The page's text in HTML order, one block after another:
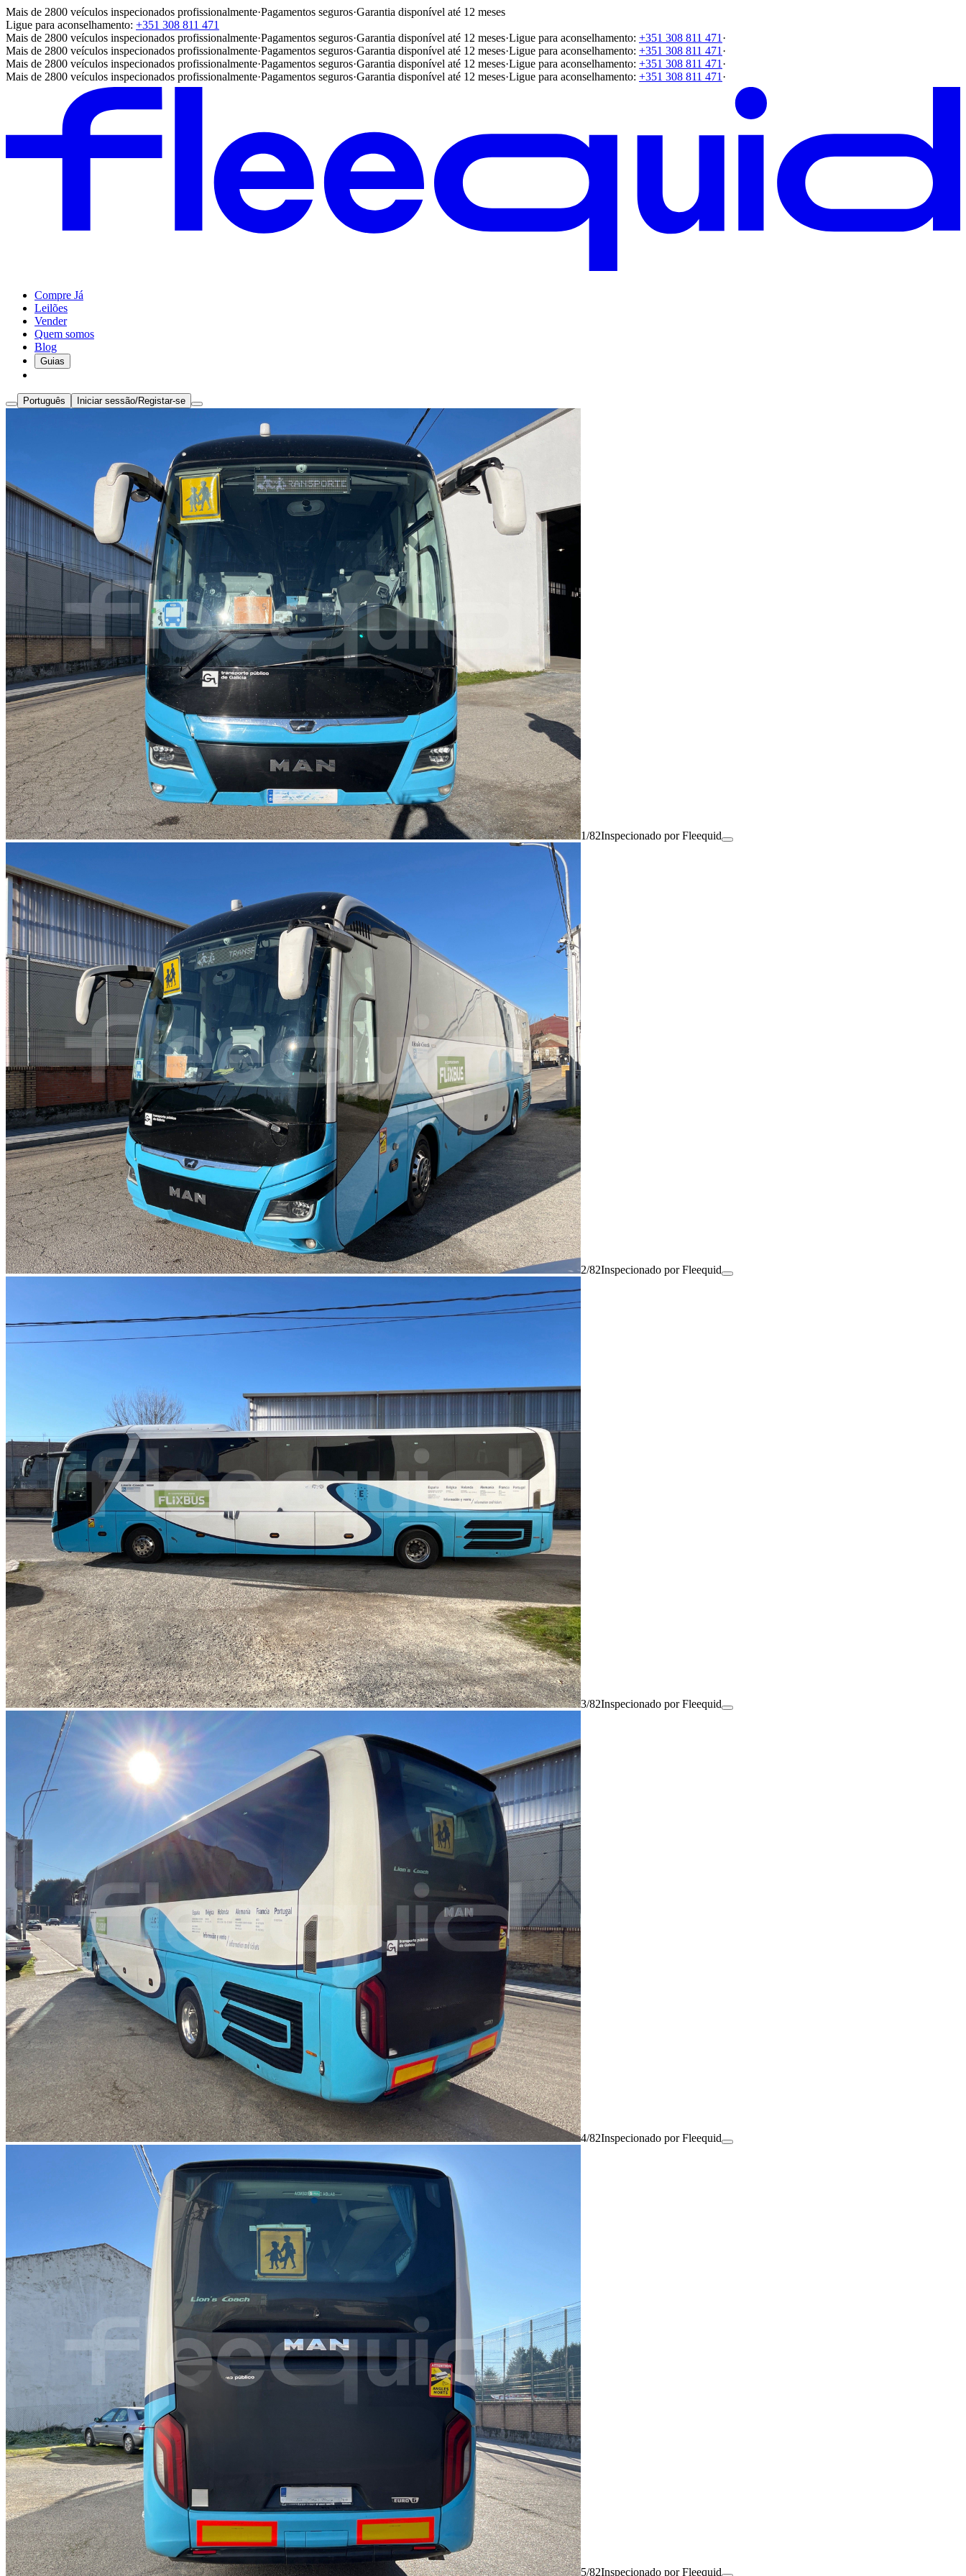
Mais de 2800 veículos inspecionados profissionalmente·Pagamentos seguros·Garantia disponível até 12 meses
Ligue para aconselhamento: +351 308 811 471
Mais de 2800 veículos inspecionados profissionalmente·Pagamentos seguros·Garantia disponível até 12 meses·Ligue para aconselhamento: +351 308 811 471 ·
Mais de 2800 veículos inspecionados profissionalmente·Pagamentos seguros·Garantia disponível até 12 meses·Ligue para aconselhamento: +351 308 811 471 ·
Mais de 2800 veículos inspecionados profissionalmente·Pagamentos seguros·Garantia disponível até 12 meses·Ligue para aconselhamento: +351 308 811 471 ·
Mais de 2800 veículos inspecionados profissionalmente·Pagamentos seguros·Garantia disponível até 12 meses·Ligue para aconselhamento: +351 308 811 471 ·
Compre Já
Leilões
Vender
Quem somos
Blog
Guias
Português Iniciar sessão/Registar-se
1/82Inspecionado por Fleequid
2/82Inspecionado por Fleequid
3/82Inspecionado por Fleequid
4/82Inspecionado por Fleequid
5/82Inspecionado por Fleequid